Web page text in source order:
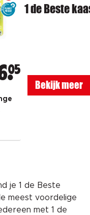
05
1 de Beste
Bekijk meer
je 1 de Beste
meest voordelige
met 1 de